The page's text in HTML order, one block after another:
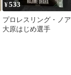
¥533
プロレスリング・ノア
大原はじめ選手